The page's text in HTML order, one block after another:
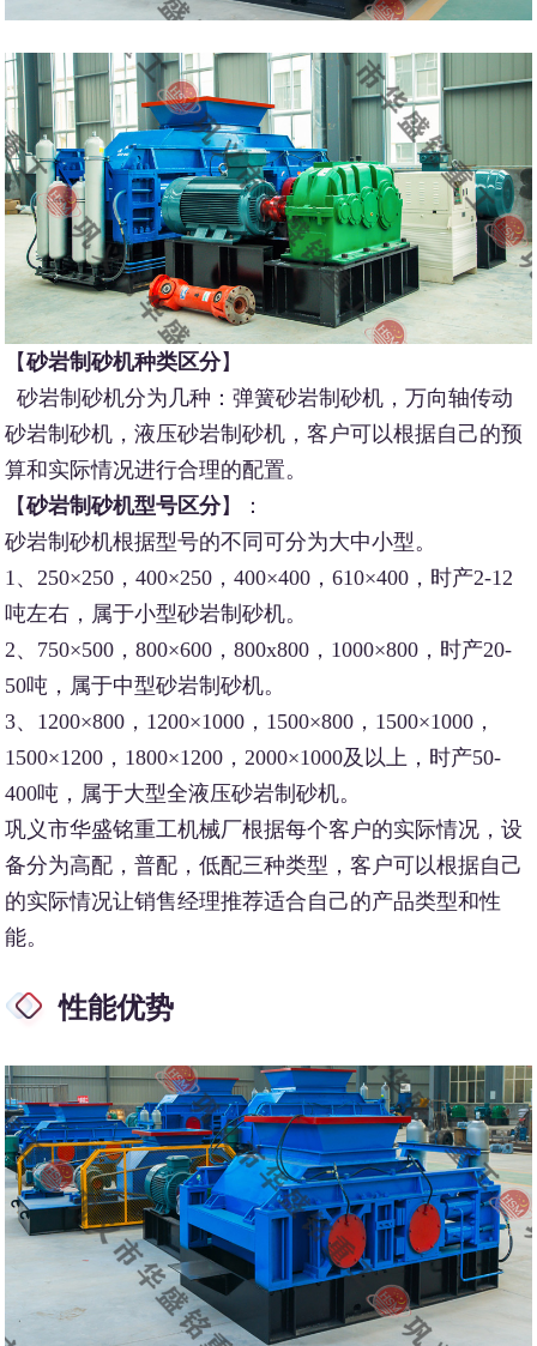
【砂岩制砂机种类区分】
砂岩制砂机分为几种：弹簧砂岩制砂机，万向轴传动
砂岩制砂机，液压砂岩制砂机，客户可以根据自己的预
算和实际情况进行合理的配置。
【砂岩制砂机型号区分】：
砂岩制砂机根据型号的不同可分为大中小型。
1、250×250，400×250，400×400，610×400，时产2-12
吨左右，属于小型砂岩制砂机。
2、750×500，800×600，800x800，1000×800，时产20-
50吨，属于中型砂岩制砂机。
3、1200×800，1200×1000，1500×800，1500×1000，
1500×1200，1800×1200，2000×1000及以上，时产50-
400吨，属于大型全液压砂岩制砂机。
巩义市华盛铭重工机械厂根据每个客户的实际情况，设
备分为高配，普配，低配三种类型，客户可以根据自己
的实际情况让销售经理推荐适合自己的产品类型和性
能。
性能优势